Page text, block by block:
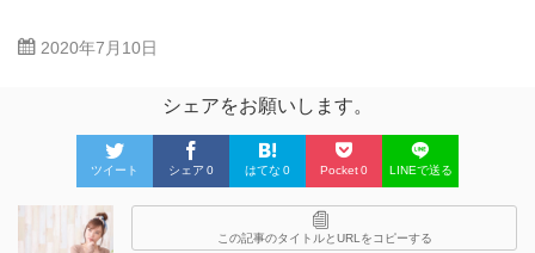
2020年7月10日
シェアをお願いします。
ツイート シェア 0 はてな 0 Pocket0 LINEで送る
この記事のタイトルとURLをコピーする